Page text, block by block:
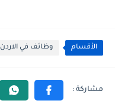
الأقسام وظائف في الاردن